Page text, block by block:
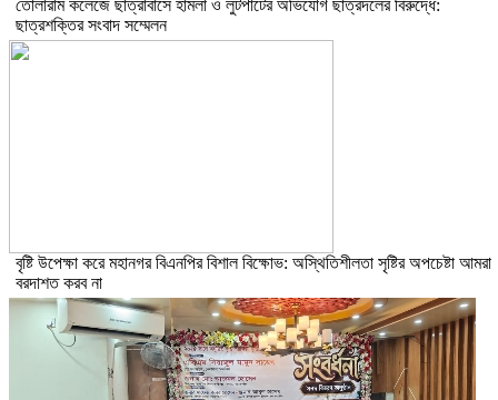
তোলারাম কলেজে ছাত্রাবাসে হামলা ও লুটপাটের অভিযোগ ছাত্রদলের বিরুদ্ধে:
ছাত্রশক্তির সংবাদ সম্মেলন
বৃষ্টি উপেক্ষা করে মহানগর বিএনপির বিশাল বিক্ষোভ: অস্থিতিশীলতা সৃষ্টির অপচেষ্টা আমরা
বরদাশত করব না